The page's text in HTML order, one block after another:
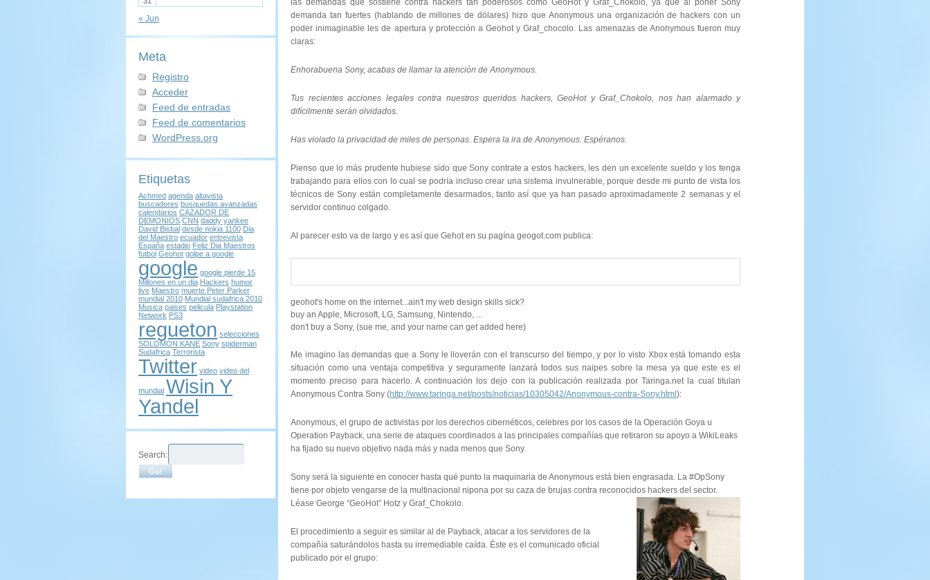
« Jun
Meta
Registro
Acceder
Feed de entradas
Feed de comentarios
WordPress.org
Etiquetas
Achmed agenda altavista
buscadores busquedas avanzadas
calendarios CAZADOR DE
DEMONIOS CNN daddy yankee
David Bisbal desde nokia 1100 Dia
del Maestro ecuador entrevista
España estadio Feliz Dia Maestros
futbol Geohot golpe a google
google google pierde 15
Millones en un dia Hackers humor
live Maestro muerte Peter Parker
mundial 2010 Mundial sudafrica 2010
Musica paises pelicula Playstation
Network PS3
regueton selecciones
SOLOMON KANE Sony spiderman
Sudafrica Terrorista
Twitter video video del
mundial Wisin Y
Yandel
Search:
las demandas que sostiene contra hackers tan poderosos como GeoHot y Graf_Chokolo, ya que al poner Sony
demanda tan fuertes (hablando de millones de dólares) hizo que Anonymous una organización de hackers con un
poder inimaginable les de apertura y protección a Geohot y Graf_chocolo. Las amenazas de Anonymous fueron muy
claras:
Enhorabuena Sony, acabas de llamar la atención de Anonymous.
Tus recientes acciones legales contra nuestros queridos hackers, GeoHot y Graf_Chokolo, nos han alarmado y
difícilmente serán olvidados.
Has violado la privacidad de miles de personas. Espera la ira de Anonymous. Espéranos.
Pienso que lo más prudente hubiese sido que Sony contrate a estos hackers, les den un excelente sueldo y los tenga
trabajando para ellos con lo cual se podría incluso crear una sistema invulnerable, porque desde mi punto de vista los
técnicos de Sony están completamente desarmados, tanto así que ya han pasado aproximadamente 2 semanas y el
servidor continuo colgado.
Al parecer esto va de largo y es así que Gehot en su pagína geogot.com publica:
geohot's home on the internet...ain't my web design skills sick?
buy an Apple, Microsoft, LG, Samsung, Nintendo, ...
don't buy a Sony, (sue me, and your name can get added here)
Me imagino las demandas que a Sony le lloverán con el transcurso del tiempo, y por lo visto Xbox está tomando esta
situación como una ventaja competitiva y seguramente lanzará todos sus naipes sobre la mesa ya que este es el
momento preciso para hacerlo. A continuación los dejo con la publicación realizada por Taringa.net la cual titulan
Anonymous Contra Sony (http://www.taringa.net/posts/noticias/10305042/Anonymous-contra-Sony.html):
Anonymous, el grupo de activistas por los derechos cibernéticos, celebres por los casos de la Operación Goya u
Operation Payback, una serie de ataques coordinados a las principales compañías que retiraron su apoyo a WikiLeaks
ha fijado su nuevo objetivo nada más y nada menos que Sony.
Sony será la siguiente en conocer hasta qué punto la maquinaria de Anonymous está bien engrasada. La #OpSony
tiene por objeto vengarse de la multinacional nipona por su caza de brujas contra reconocidos hackers del sector.
Léase George “GeoHot” Hotz y Graf_Chokolo.
El procedimiento a seguir es similar al de Payback, atacar a los servidores de la
compañía saturándolos hasta su irremediable caída. Éste es el comunicado oficial
publicado por el grupo: